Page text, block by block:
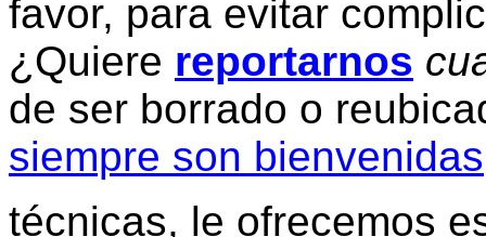
favor, para evitar
¿Quiere reportarnos
de ser borrado o
siempre son bienvenidas
técnicas, le ofrecemos